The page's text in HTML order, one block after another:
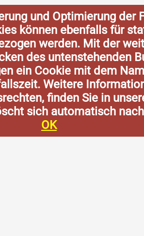
und Optimierung der
können ebenfalls für
werden. Mit der
des untenstehenden
ein Cookie mit dem
Weitere
finden Sie in
sich automatisch
OK